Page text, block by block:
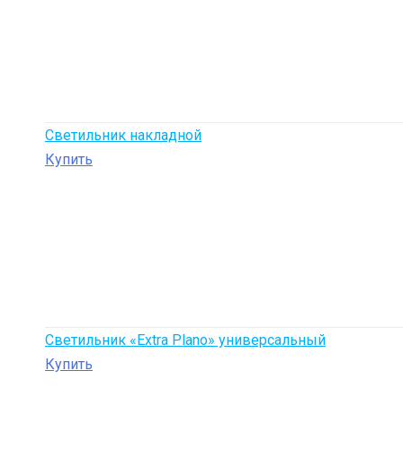
Светильник накладной
Купить
Светильник «Extra Plano» универсальный
Купить